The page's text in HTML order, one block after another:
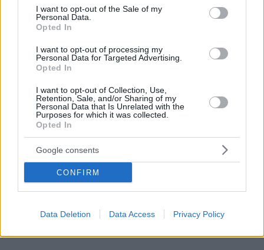
consent section.
I want to opt-out of the Sale of my
Personal Data.
Opted In
I want to opt-out of processing my
Personal Data for Targeted Advertising.
Opted In
I want to opt-out of Collection, Use,
Retention, Sale, and/or Sharing of my
Personal Data that Is Unrelated with the
Purposes for which it was collected.
Opted In
Google consents
CONFIRM
Data Deletion Data Access Privacy Policy
Το ίαμα της φύσης
Αυτόν τον χειμώνα όλοι θα χρειαστούμε το CRETAN
IAMA, το φυσικό ιδιοσκεύασμα που περιέχει
συνδυασμό αιθέριων ελαίων από τρία αρωματικά
κρητικά βότανα -δίκταμο, θυμάρι και φασκόμηλο-
19.11.2021, 15:17